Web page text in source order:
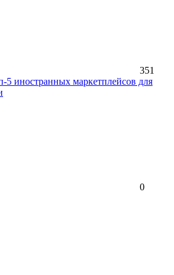
351
5 иностранных маркетплейсов для
0